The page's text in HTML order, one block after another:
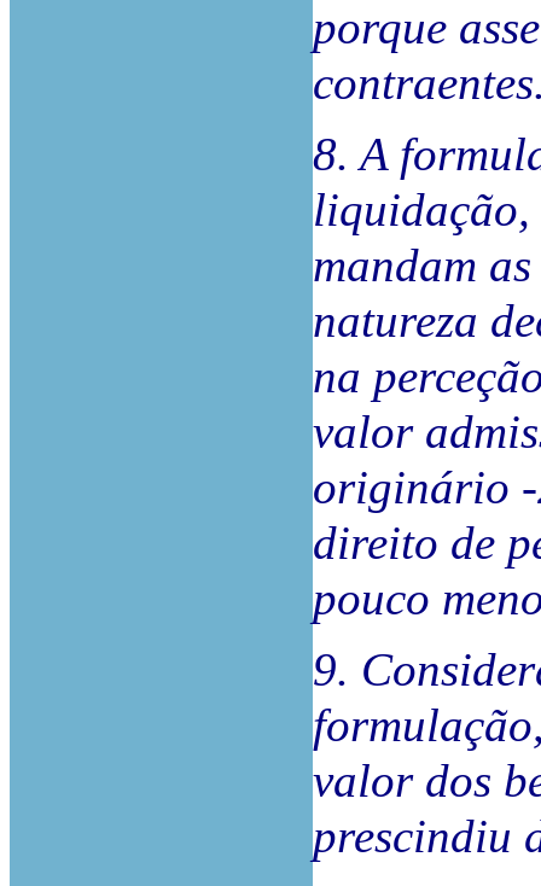
porque
8. A
liquidação,
mandam
natureza
na
valor
originário -
direito de
pouco
9.
valor dos
prescindiu